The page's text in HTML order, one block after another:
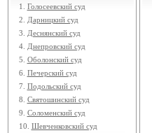
1. Голосеевский суд
2.
Дарницкий суд
3.
Деснянский суд
4. Днепровский суд
5. Оболонский суд
6. Печерский суд
7. Подольский суд
8. Святошинский суд
9. Соломенский суд
10. Шевченковский суд